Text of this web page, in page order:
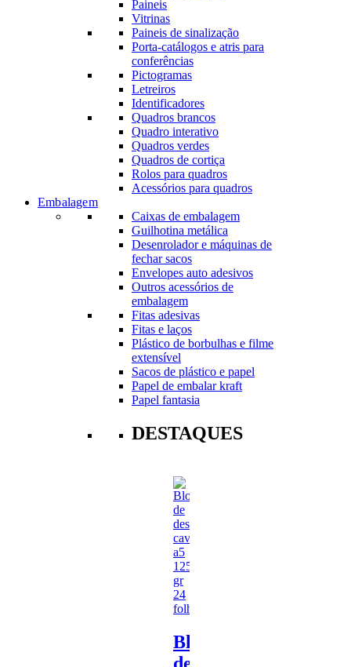
Paineis
Vitrinas
Paineis de sinalização
Porta-catálogos e atris para
conferências
Pictogramas
Letreiros
Identificadores
Quadros brancos
Quadro interativo
Quadros verdes
Quadros de cortiça
Rolos para quadros
Acessórios para quadros
Embalagem
Caixas de embalagem
Guilhotina metálica
Desenrolador e máquinas de
fechar sacos
Envelopes auto adesivos
Outros acessórios de
embalagem
Fitas adesivas
Fitas e laços
Plástico de borbulhas e filme
extensível
Sacos de plástico e papel
Papel de embalar kraft
Papel fantasia
DESTAQUES
Bloco
de